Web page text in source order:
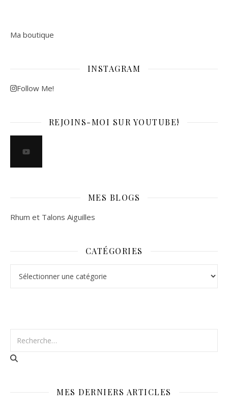
Ma boutique
INSTAGRAM
Follow Me!
REJOINS-MOI SUR YOUTUBE!
MES BLOGS
Rhum et Talons Aiguilles
CATÉGORIES
MES DERNIERS ARTICLES